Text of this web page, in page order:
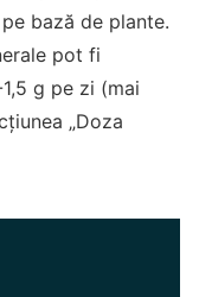
bază de plante.
pot fi
g pe zi (mai
„Doza